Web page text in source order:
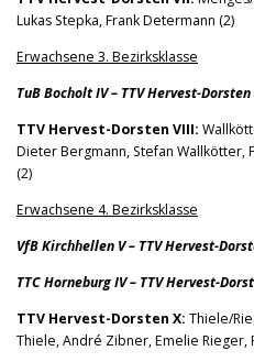
Lukas Stepka, Frank Determann (2)
Erwachsene 3. Bezirksklasse
TuB Bocholt IV – TTV Hervest-
TTV Hervest-Dorsten VIII:
Dieter Bergmann, Stefan Wallkötter,
(2)
Erwachsene 4. Bezirksklasse
VfB Kirchhellen V – TTV Hervest-
TTC Horneburg IV – TTV Hervest-
TTV Hervest-Dorsten X: Thiele/
Thiele, André Zibner, Emelie Rieger,